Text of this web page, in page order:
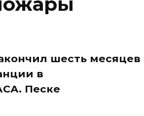
шесть месяцев
в
Песке